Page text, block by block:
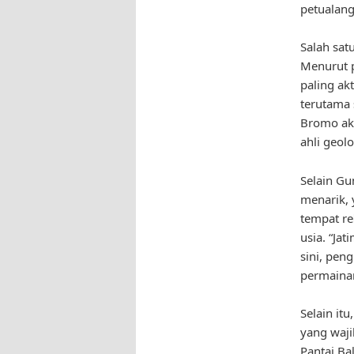
Salah
Menurut
paling
terutama
Bromo
ahli
Selain
menarik,
tempat
usia.
sini,
Selain
yang